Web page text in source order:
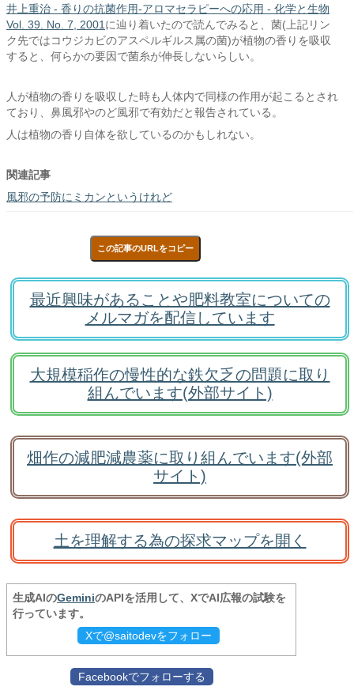
井上重治 - 香りの抗菌作用-アロマセラピーへの応用 - 化学と生物
Vol. 39. No. 7, 2001 に辿り着いたので読んでみると、菌(上記リン
ク先ではコウジカビのアスペルギルス属の菌)が植物の香りを吸収
すると、何らかの要因で菌糸が伸長しないらしい。
人が植物の香りを吸収した時も人体内で同様の作用が起こるとされ
ており、鼻風邪やのど風邪で有効だと報告されている。
人は植物の香り自体を欲しているのかもしれない。
関連記事
風邪の予防にミカンというけれど
この記事のURLをコピー
最近興味があることや肥料教室についての
メルマガを配信しています
大規模稲作の慢性的な鉄欠乏の問題に取り
組んでいます(外部サイト)
畑作の減肥減農薬に取り組んでいます(外部
サイト)
土を理解する為の探求マップを開く
生成AIのGeminiのAPIを活用して、XでAI広報の試験を
行っています。
Xで@saitodevをフォロー
Facebookでフォローする